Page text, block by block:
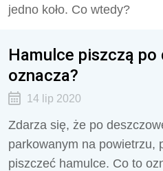
jedno koło. Co wtedy?
Hamulce piszczą
oznacza?
14 lip 2020
Zdarza się, że po
parkowanym na powietrzu,
piszczeć hamulce. Co to